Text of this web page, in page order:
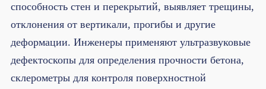
способность стен и перекрытий, выявляет трещины,
отклонения от вертикали, прогибы и другие
деформации. Инженеры применяют ультразвуковые
дефектоскопы для определения прочности бетона,
склерометры для контроля поверхностной